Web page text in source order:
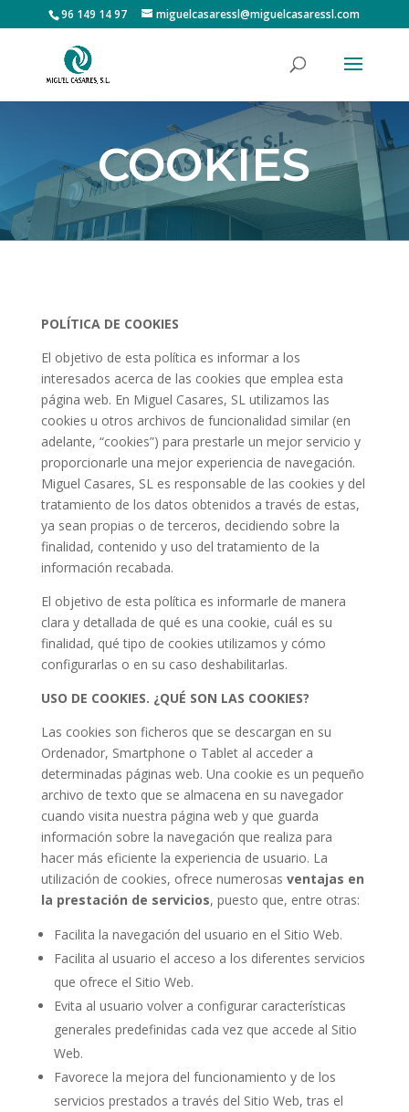
96 149 14 97 miguelcasaressl@miguelcasaressl.com
COOKIES
POLÍTICA DE COOKIES
El objetivo de esta política es informar a los
interesados acerca de las cookies que emplea esta
página web. En Miguel Casares, SL utilizamos las
cookies u otros archivos de funcionalidad similar (en
adelante, “cookies”) para prestarle un mejor servicio y
proporcionarle una mejor experiencia de navegación.
Miguel Casares, SLes responsable de las cookies y del
tratamiento de los datos obtenidos a través de estas,
ya sean propias o de terceros, decidiendo sobre la
finalidad, contenido y uso del tratamiento de la
información recabada.
El objetivo de esta política es informarle de manera
clara y detallada de qué es una cookie, cuál es su
finalidad, qué tipo de cookies utilizamos y cómo
configurarlas o en su caso deshabilitarlas.
USO DE COOKIES. ¿QUÉ SON LAS COOKIES?
Las cookies son ficheros que se descargan en su
Ordenador, Smartphone o Tablet al acceder a
determinadas páginas web. Una cookie es un pequeño
archivo de texto que se almacena en su navegador
cuando visita nuestra página web y que guarda
información sobre la navegación que realiza para
hacer más eficiente la experiencia de usuario. La
utilización de cookies, ofrece numerosas ventajas en
la prestación de servicios, puesto que, entre otras:
Facilita la navegación del usuario en el Sitio Web.
Facilita al usuario el acceso a los diferentes servicios
que ofrece el Sitio Web.
Evita al usuario volver a configurar características
generales predefinidas cada vez que accede al Sitio
Web.
Favorece la mejora del funcionamiento y de los
servicios prestados a través del Sitio Web, tras el